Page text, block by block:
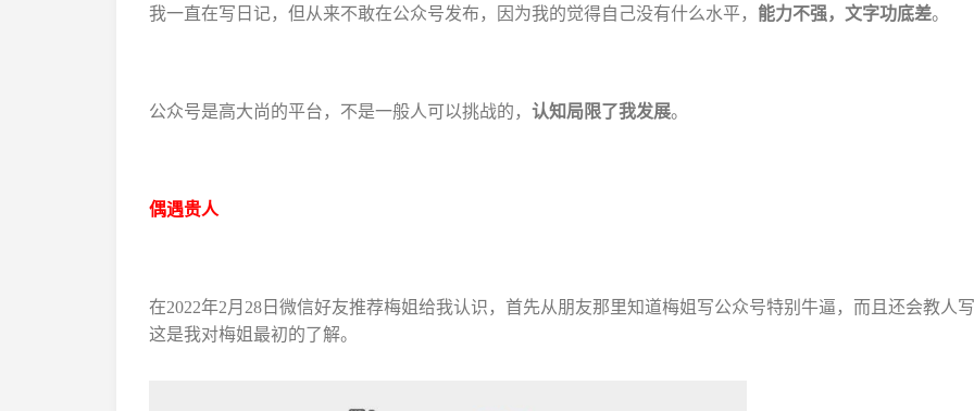
我一直在写日记，但从来不敢在公众号发布，因为我的觉得自己没有什么水平， 能力不强，文字功底差。
公众号是高大尚的平台，不是一般人可以挑战的， 认知局限了我发展。
偶遇贵人
在2022年2月28日微信好友推荐梅姐给我认识，首先从朋友那里知道梅姐写公众号特别牛逼，而且还会教人
这是我对梅姐最初的了解。